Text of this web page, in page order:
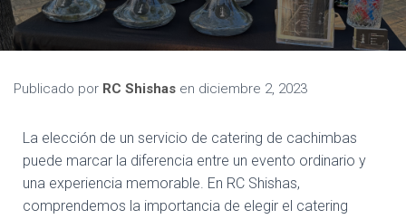
O
D
O
Publicado por RC Shishas en diciembre 2, 2023
La elección de un servicio de catering de cachimbas
puede marcar la diferencia entre un evento ordinario y
una experiencia memorable. En RC Shishas,
comprendemos la importancia de elegir el catering